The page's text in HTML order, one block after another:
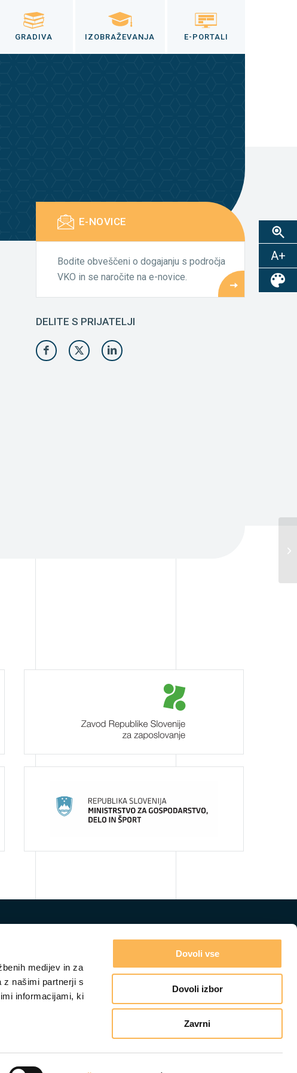
medijev in za
z našimi partnerji s
informacijami, ki
Dovoli vse
Dovoli izbor
Zavrni
GRADIVA IZOBRAŽEVANJA E-PORTALI
E-NOVICE
Bodite obveščeni o dogajanju s področja
VKO in se naročite na e-novice.
DELITE S PRIJATELJI
A+
IZOBRAŽEVANJA